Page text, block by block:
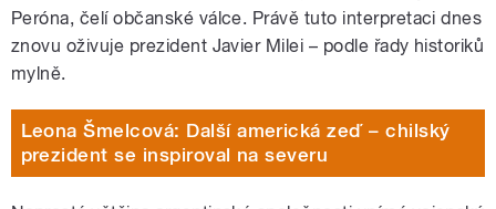
Peróna, čelí občanské válce. Právě tuto interpretaci dnes
znovu oživuje prezident Javier Milei – podle řady historiků
mylně.
Leona Šmelcová: Další americká zeď – chilský
prezident se inspiroval na severu